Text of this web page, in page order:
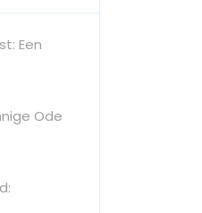
Een
Ode